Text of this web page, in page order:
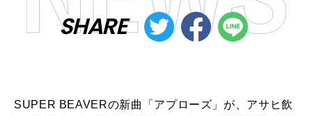
SHARE
SUPER BEAVERの新曲「アプローズ」が、アサヒ飲